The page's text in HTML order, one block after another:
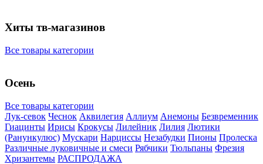
Хиты тв-магазинов
Все товары категории
Осень
Все товары категории
Лук-севок Чеснок Аквилегия Аллиум Анемоны Безвременник
Гиацинты Ирисы Крокусы Лилейник Лилия Лютики
(Ранункулюс) Мускари Нарцисcы Незабудки Пионы Пролеска
Различные луковичные и смеси Рябчики Тюльпаны Фрезия
Хризантемы РАСПРОДАЖА